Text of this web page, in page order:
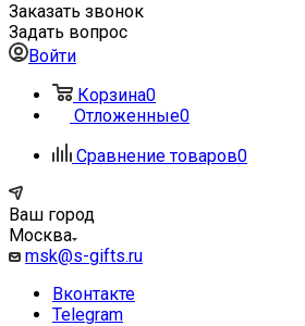
Заказать звонок
Задать вопрос
Войти
Корзина0
Отложенные0
Сравнение товаров0
Ваш город
Москва
msk@s-gifts.ru
Вконтакте
Telegram